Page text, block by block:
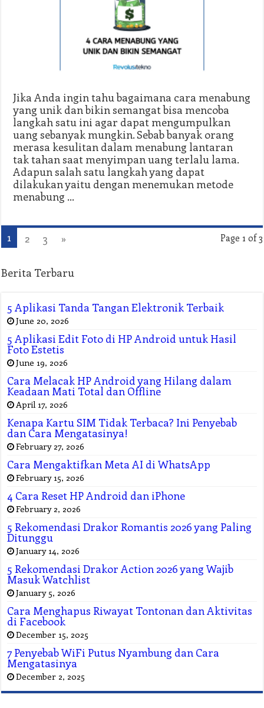
Jika Anda ingin tahu bagaimana cara menabung
yang unik dan bikin semangat bisa mencoba
langkah satu ini agar dapat mengumpulkan
uang sebanyak mungkin. Sebab banyak orang
merasa kesulitan dalam menabung lantaran
tak tahan saat menyimpan uang terlalu lama.
Adapun salah satu langkah yang dapat
dilakukan yaitu dengan menemukan metode
menabung …
Page 1 of 3
1 2 3 »
Berita Terbaru
5 Aplikasi Tanda Tangan Elektronik Terbaik
June 20, 2026
5 Aplikasi Edit Foto di HP Android untuk Hasil
Foto Estetis
June 19, 2026
Cara Melacak HP Android yang Hilang dalam
Keadaan Mati Total dan Offline
April 17, 2026
Kenapa Kartu SIM Tidak Terbaca? Ini Penyebab
dan Cara Mengatasinya!
February 27, 2026
Cara Mengaktifkan Meta AI di WhatsApp
February 15, 2026
4 Cara Reset HP Android dan iPhone
February 2, 2026
5 Rekomendasi Drakor Romantis 2026 yang Paling
Ditunggu
January 14, 2026
5 Rekomendasi Drakor Action 2026 yang Wajib
Masuk Watchlist
January 5, 2026
Cara Menghapus Riwayat Tontonan dan Aktivitas
di Facebook
December 15, 2025
7 Penyebab WiFi Putus Nyambung dan Cara
Mengatasinya
December 2, 2025